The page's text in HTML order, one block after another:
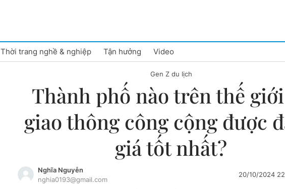
Thời trang nghề & nghiệp Tận hưởng Video
Gen Z du lịch
Thành phố nào trên thế
giao thông công cộng được
giá tốt nhất?
Nghĩa Nguyễn
nghia0193@gmail.com
20/10/2024